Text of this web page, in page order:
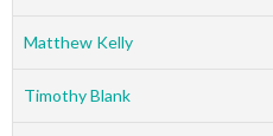
Matthew Kelly
Timothy Blank